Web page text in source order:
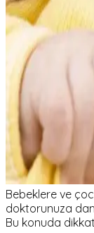
Bebeklere ve
doktorunuza
Bu konuda